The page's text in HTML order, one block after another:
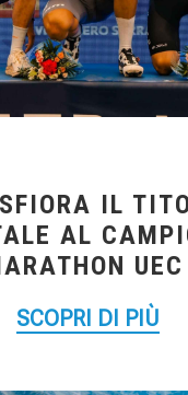
IL
AL
UEC
SCOPRI DI PIÙ